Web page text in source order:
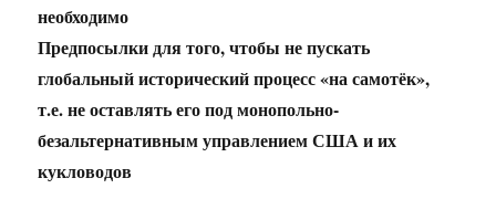
необходимо
Предпосылки для того, чтобы не пускать
глобальный исторический процесс «на самотёк»,
т.е. не оставлять его под монопольно-
безальтернативным управлением США и их
кукловодов